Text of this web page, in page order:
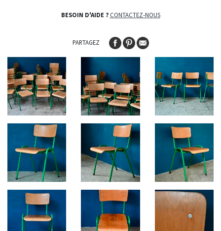
BESOIN D'AIDE ? CONTACTEZ-NOUS
PARTAGEZ